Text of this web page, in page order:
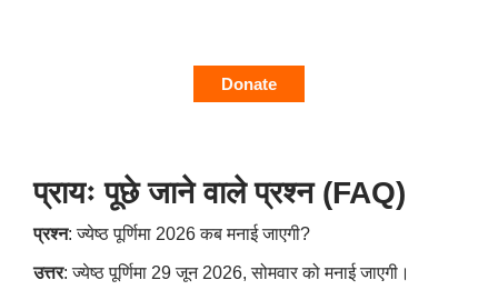
Donate
प्रायः पूछे जाने वाले प्रश्न (FAQ)
प्रश्न: ज्येष्ठ पूर्णिमा 2026 कब मनाई जाएगी?
उत्तर: ज्येष्ठ पूर्णिमा 29 जून 2026, सोमवार को मनाई जाएगी।